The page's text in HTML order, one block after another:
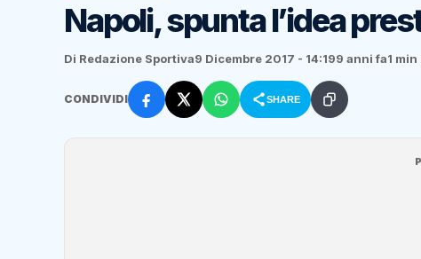
Napoli, spunta l’idea
Di Redazione Sportiva9 Dicembre 2017 - 14:199 anni fa1
CONDIVIDI SHARE